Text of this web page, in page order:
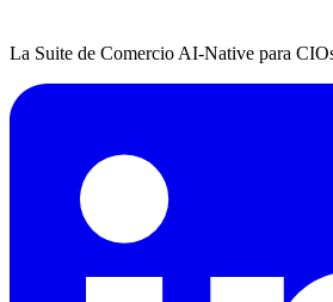
La Suite de Comercio AI-Native para